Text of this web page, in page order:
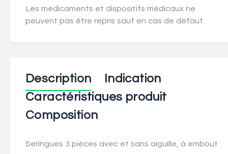
Les médicaments et dispositifs médicaux ne
peuvent pas être repris sauf en cas de défaut.
Description
Indication
Caractéristiques produit
Composition
Seringues 3 pièces avec et sans aiguille, à embout